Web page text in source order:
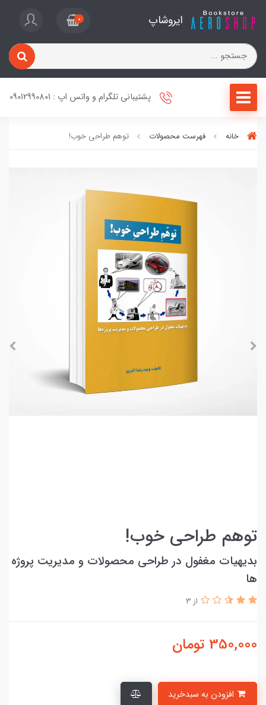
ایروشاپ 0
پشتیبانی تلگرام و واتس اپ : 09012990801
خانه فهرست محصولات توهم طراحی خوب!
توهم طراحی خوب!
بدیهیات مغفول در طراحی محصولات و مدیریت پروژه
ها
از 3
350,000 تومان